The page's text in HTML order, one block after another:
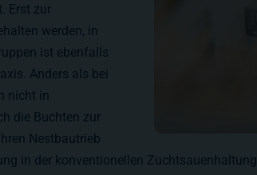
Erst zur
werden, in
ist ebenfalls
Anders als bei
nicht in
die Buchten zur
Nestbautrieb
in der konventionellen